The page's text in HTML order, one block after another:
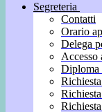
Segreteria
Contatti
Orario
Delega
Accesso
Diploma